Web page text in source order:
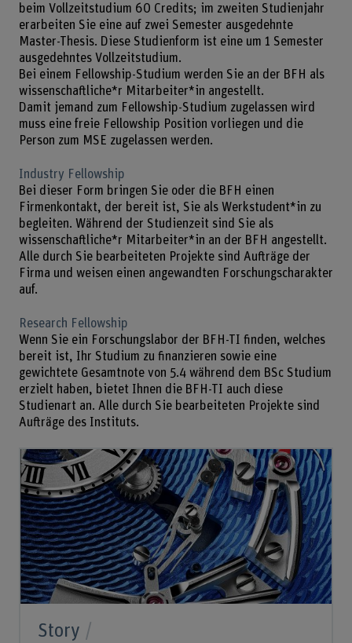
beim Vollzeitstudium 60 Credits; im zweiten Studienjahr
erarbeiten Sie eine auf zwei Semester ausgedehnte
Master-Thesis. Diese Studienform ist eine um 1 Semester
ausgedehntes Vollzeitstudium.
Bei einem Fellowship-Studium werden Sie an der BFH als
wissenschaftliche*r Mitarbeiter*in angestellt.
Damit jemand zum Fellowship-Studium zugelassen wird
muss eine freie Fellowship Position vorliegen und die
Person zum MSE zugelassen werden.
Industry Fellowship
Bei dieser Form bringen Sie oder die BFH einen
Firmenkontakt, der bereit ist, Sie als Werkstudent*in zu
begleiten. Während der Studienzeit sind Sie als
wissenschaftliche*r Mitarbeiter*in an der BFH angestellt.
Alle durch Sie bearbeiteten Projekte sind Aufträge der
Firma und weisen einen angewandten Forschungscharakter
auf.
Research Fellowship
Wenn Sie ein Forschungslabor der BFH-TI finden, welches
bereit ist, Ihr Studium zu finanzieren sowie eine
gewichtete Gesamtnote von 5.4 während dem BSc Studium
erzielt haben, bietet Ihnen die BFH-TI auch diese
Studienart an. Alle durch Sie bearbeiteten Projekte sind
Aufträge des Instituts.
Story